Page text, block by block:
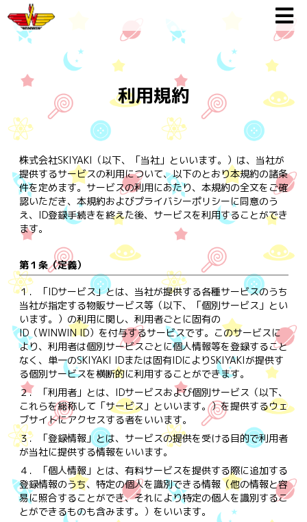
利用規約
株式会社SKIYAKI（以下、「当社」といいます。）は、当社が
提供するサービスの利用について、以下のとおり本規約の諸条
件を定めます。サービスの利用にあたり、本規約の全文をご確
認いただき、本規約およびプライバシーポリシーに同意のう
え、ID登録手続きを終えた後、サービスを利用することができ
ます。
第１条（定義）
１．
「IDサービス」とは、当社が提供する各種サービスのうち
当社が指定する物販サービス等（以下、「個別サービス」とい
います。）の利用に関し、利用者ごとに固有の
ID（WINWIN ID）を付与するサービスです。このサービスに
より、利用者は個別サービスごとに個人情報等を登録すること
なく、単一のSKIYAKI IDまたは固有IDによりSKIYAKIが提供す
る個別サービスを横断的に利用することができます。
２．
「利用者」とは、IDサービスおよび個別サービス（以下、
これらを総称して「サービス」といいます。）を提供するウェ
ブサイトにアクセスする者をいいます。
３．
「登録情報」とは、サービスの提供を受ける目的で利用者
が当社に提供する情報をいいます。
４．
「個人情報」とは、有料サービスを提供する際に追加する
登録情報のうち、特定の個人を識別できる情報（他の情報と容
易に照合することができ、それにより特定の個人を識別するこ
とができるものも含みます。）をいいます。